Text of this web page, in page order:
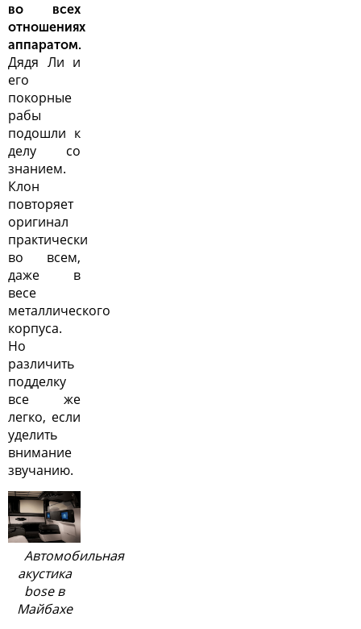
во всех
отношениях
аппаратом.
Дядя Ли и
его
покорные
рабы
подошли к
делу со
знанием.
Клон
повторяет
оригинал
практически
во всем,
даже в
весе
металлического
корпуса.
Но
различить
подделку
все же
легко, если
уделить
внимание
звучанию.
Автомобильная
акустика
bose в
Майбахе